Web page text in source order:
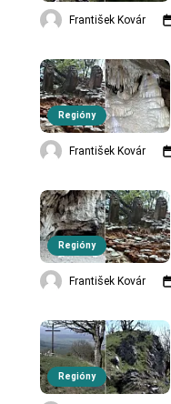
František Kovár
Regióny
František Kovár
Regióny
František Kovár
Regióny